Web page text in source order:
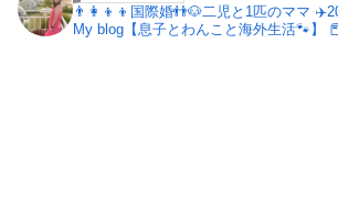
👨‍👩‍👦‍👦国際婚👬🐶二児と1匹のママ
My blog【息子とわんこと海外生活🐾】